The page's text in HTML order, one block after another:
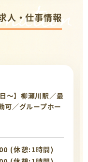
人・仕事情報
～】柳瀬川駅／最
可／グループホー
(休憩:1時間)